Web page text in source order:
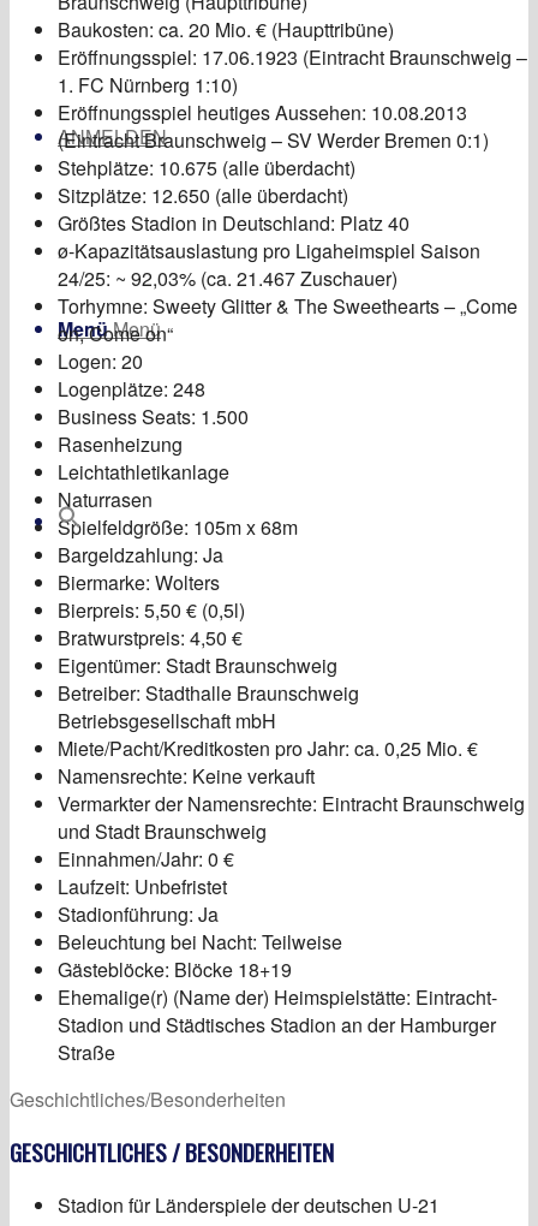
ANMELDEN
MenüMenü
Baukosten: ca. 20 Mio. € (Haupttribüne)
Eröffnungsspiel: 17.06.1923 (Eintracht Braunschweig –
1. FC Nürnberg 1:10)
Eröffnungsspiel heutiges Aussehen: 10.08.2013
(Eintracht Braunschweig – SV Werder Bremen 0:1)
Stehplätze: 10.675 (alle überdacht)
Sitzplätze: 12.650 (alle überdacht)
Größtes Stadion in Deutschland: Platz 40
ø-Kapazitätsauslastung pro Ligaheimspiel Saison
24/25: ~ 92,03% (ca. 21.467 Zuschauer)
Torhymne: Sweety Glitter & The Sweethearts – „Come
on, Come on“
Logen: 20
Logenplätze: 248
Business Seats: 1.500
Rasenheizung
Leichtathletikanlage
Naturrasen
Spielfeldgröße: 105m x 68m
Bargeldzahlung: Ja
Biermarke: Wolters
Bierpreis: 5,50 € (0,5l)
Bratwurstpreis: 4,50 €
Eigentümer: Stadt Braunschweig
Betreiber: Stadthalle Braunschweig
Betriebsgesellschaft mbH
Miete/Pacht/Kreditkosten pro Jahr: ca. 0,25 Mio. €
Namensrechte: Keine verkauft
Vermarkter der Namensrechte: Eintracht Braunschweig
und Stadt Braunschweig
Einnahmen/Jahr: 0 €
Laufzeit: Unbefristet
Stadionführung: Ja
Beleuchtung bei Nacht: Teilweise
Gästeblöcke: Blöcke 18+19
Ehemalige(r) (Name der) Heimspielstätte: Eintracht-
Stadion und Städtisches Stadion an der Hamburger
Straße
Geschichtliches/Besonderheiten
GESCHICHTLICHES / BESONDERHEITEN
Stadion für Länderspiele der deutschen U-21